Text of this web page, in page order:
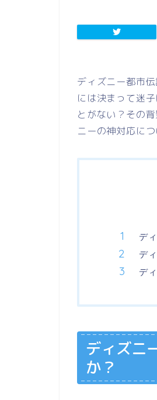
ディズニー都市
には決まって迷
とがない？その
ニーの神対応に
デ
デ
デ
ディズニ
か？